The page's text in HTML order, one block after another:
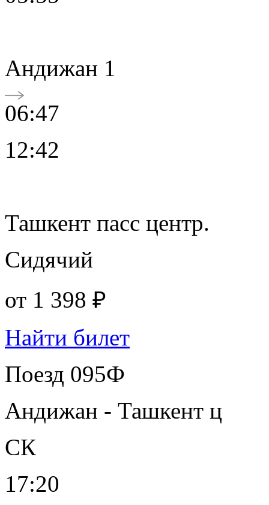
Андижан 1
06:47
12:42
Ташкент пасс центр.
Сидячий
от 1 398 ₽
Найти билет
Поезд 095Ф
Андижан - Ташкент ц
СК
17:20